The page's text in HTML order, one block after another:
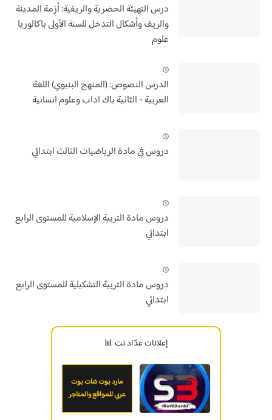
درس التهيئة الحضرية والريفية: أزمة المدينة
والريف وأشكال التدخل للسنة الأولى باكالوريا
علوم
الدرس النصوص: (المنهج البنيوي) اللغة
العربية - الثانية باك اداب وعلوم انسانية
دروس في مادة الرياضيات الثالث ابتدائي
دروس مادة التربية الإسلامية للمستوى الرابع
ابتدائي
دروس مادة التربية التشكيلية للمستوى الرابع
ابتدائي
إعلانات عدّاد نت 📊
مارد بوت شات بوت
عربي للمواقع والمتاجر